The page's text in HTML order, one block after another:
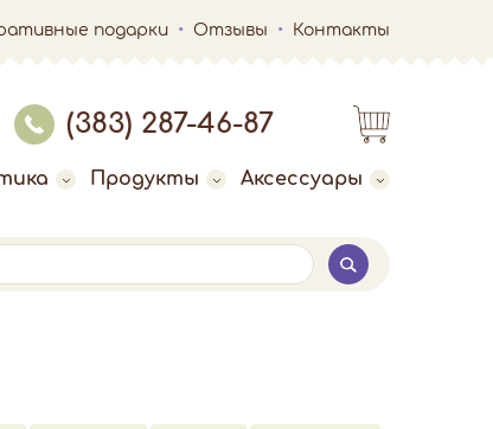
подарки Отзывы Контакты
(383) 287-46-87
Продукты Аксессуары